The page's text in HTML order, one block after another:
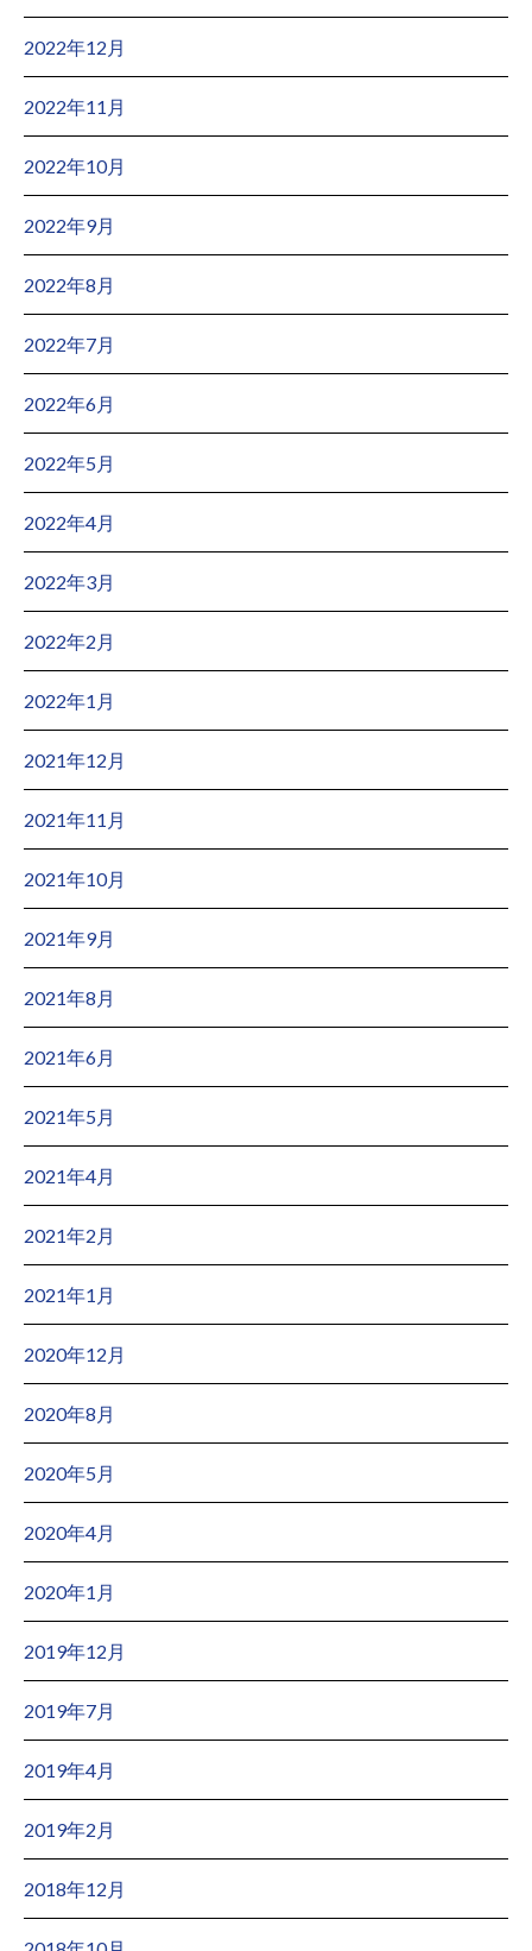
2022年12月
2022年11月
2022年10月
2022年9月
2022年8月
2022年7月
2022年6月
2022年5月
2022年4月
2022年3月
2022年2月
2022年1月
2021年12月
2021年11月
2021年10月
2021年9月
2021年8月
2021年6月
2021年5月
2021年4月
2021年2月
2021年1月
2020年12月
2020年8月
2020年5月
2020年4月
2020年1月
2019年12月
2019年7月
2019年4月
2019年2月
2018年12月